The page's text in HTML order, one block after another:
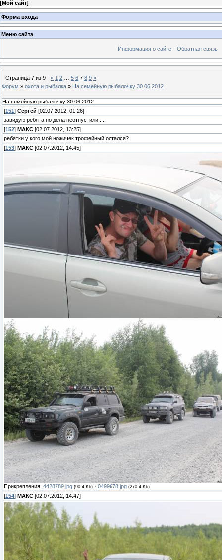
[Мой сайт]
Форма входа
Меню сайта
Информация о сайте Обратная связь
Страница 7 из 9 « 1 2 5 6 7 8 9 »
Форум » охота и рыбалка » На семейную рыбалочку 30.06.2012
На семейную рыбалочку 30.06.2012
[151 ] Сергей [02.07.2012, 01:26]
завидую ребята но дела неотпустили.....
[152] МАКС [02.07.2012, 13:25]
ребятки у кого мой ножичек трофейный остался?
[153] МАКС [02.07.2012, 14:45]
Прикрепления: 4428789.jpg (90.4 Kb) · 0499678.jpg (270.4 Kb)
[154] МАКС [02.07.2012, 14:47]